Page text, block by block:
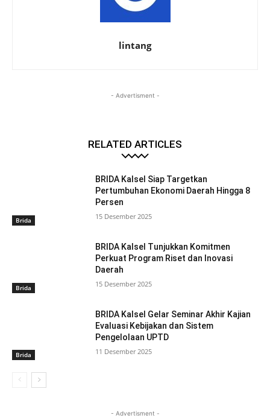
lintang
- Advertisment -
RELATED ARTICLES
Brida
BRIDA Kalsel Siap Targetkan
Pertumbuhan Ekonomi Daerah Hingga 8
Persen
15 Desember 2025
Brida
BRIDA Kalsel Tunjukkan Komitmen
Perkuat Program Riset dan Inovasi
Daerah
15 Desember 2025
Brida
BRIDA Kalsel Gelar Seminar Akhir Kajian
Evaluasi Kebijakan dan Sistem
Pengelolaan UPTD
11 Desember 2025
- Advertisment -